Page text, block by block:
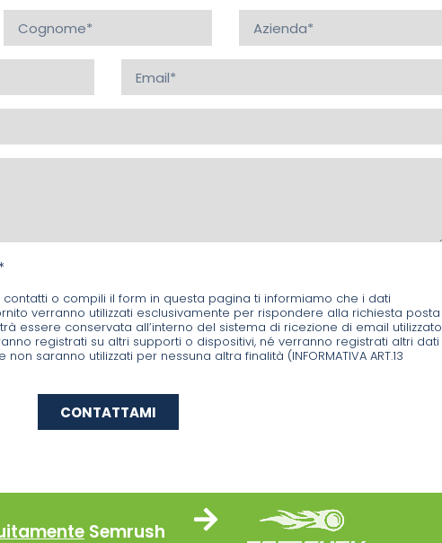
ci contatti o compili il form in questa pagina ti informiamo che i dati
verranno utilizzati esclusivamente per rispondere alla richiesta posta
essere conservata all’interno del sistema di ricezione di email utilizzato
registrati su altri supporti o dispositivi, né verranno registrati altri dati
saranno utilizzati per nessuna altra finalità (INFORMATIVA ART.13
CONTATTAMI
Semrush